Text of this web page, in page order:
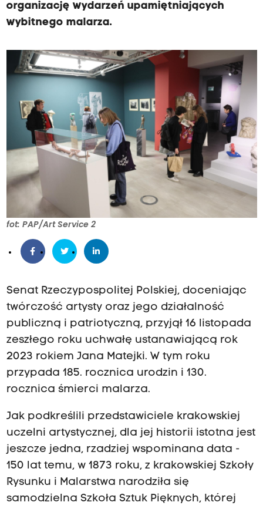
organizację wydarzeń upamiętniających
wybitnego malarza.
fot: PAP/Art Service 2
Senat Rzeczypospolitej Polskiej, doceniając
twórczość artysty oraz jego działalność
publiczną i patriotyczną, przyjął 16 listopada
zeszłego roku uchwałę ustanawiającą rok
2023 rokiem Jana Matejki. W tym roku
przypada 185. rocznica urodzin i 130.
rocznica śmierci malarza.
Jak podkreślili przedstawiciele krakowskiej
uczelni artystycznej, dla jej historii istotna jest
jeszcze jedna, rzadziej wspominana data -
150 lat temu, w 1873 roku, z krakowskiej Szkoły
Rysunku i Malarstwa narodziła się
samodzielna Szkoła Sztuk Pięknych, której